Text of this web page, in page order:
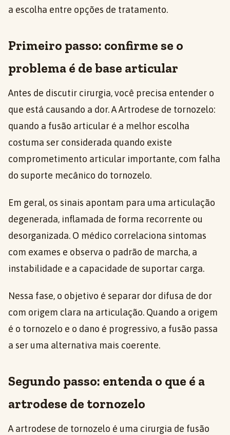
a escolha entre opções de tratamento.
Primeiro passo: confirme se o
problema é de base articular
Antes de discutir cirurgia, você precisa entender o
que está causando a dor. A Artrodese de tornozelo:
quando a fusão articular é a melhor escolha
costuma ser considerada quando existe
comprometimento articular importante, com falha
do suporte mecânico do tornozelo.
Em geral, os sinais apontam para uma articulação
degenerada, inflamada de forma recorrente ou
desorganizada. O médico correlaciona sintomas
com exames e observa o padrão de marcha, a
instabilidade e a capacidade de suportar carga.
Nessa fase, o objetivo é separar dor difusa de dor
com origem clara na articulação. Quando a origem
é o tornozelo e o dano é progressivo, a fusão passa
a ser uma alternativa mais coerente.
Segundo passo: entenda o que é a
artrodese de tornozelo
A artrodese de tornozelo é uma cirurgia de fusão